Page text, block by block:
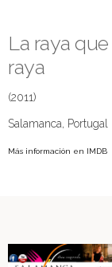
La raya
raya
(2011)
Salamanca, Portugal
Más información en IMDB